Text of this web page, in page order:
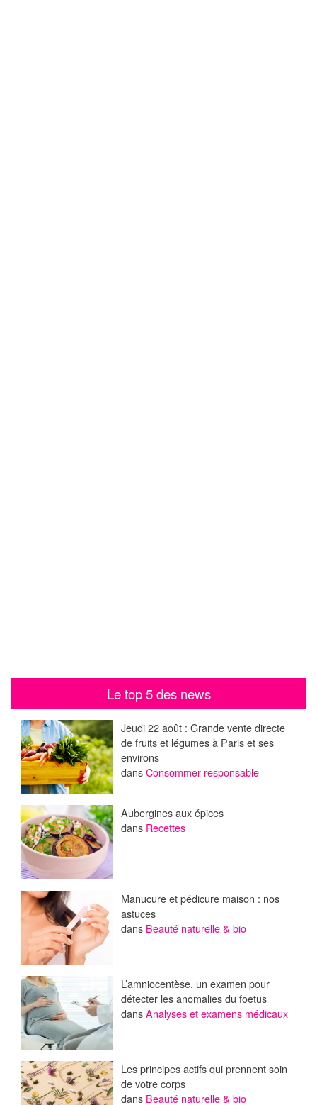
Le top 5 des news
Jeudi 22 août : Grande vente directe
de fruits et légumes à Paris et ses
environs
dansConsommer responsable
Aubergines aux épices
dans Recettes
Manucure et pédicure maison : nos
astuces
dans Beauté naturelle & bio
L’amniocentèse, un examen pour
détecter les anomalies du foetus
dansAnalyses et examens médicaux
Les principes actifs qui prennent soin
de votre corps
dans Beauté naturelle & bio